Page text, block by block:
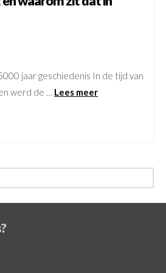
jaar geschiedenis In de tijd van
werd de … Lees meer